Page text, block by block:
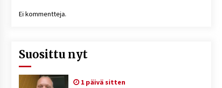
Ei kommentteja.
Suosittu nyt
1 päivä sitten